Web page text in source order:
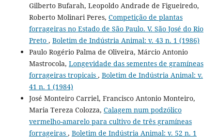
Gilberto Bufarah, Leopoldo Andrade de Figueiredo,
Roberto Molinari Peres, Competição de plantas
forrageiras no Estado de São Paulo. V. São José do Rio
Preto , Boletim de Indústria Animal: v. 43 n. 1 (1986)
Paulo Rogério Palma de Oliveira, Márcio Antonio
Mastrocola, Longevidade das sementes de gramíneas
forrageiras tropicais , Boletim de Indústria Animal: v.
41 n. 1 (1984)
José Monteiro Carriel, Francisco Antonio Monteiro,
Maria Tereza Colozza, Calagem num podzólico
vermelho-amarelo para cultivo de três gramíneas
forrageiras , Boletim de Indústria Animal: v. 52 n. 1